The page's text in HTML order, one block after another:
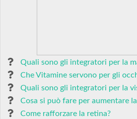
Quali sono gli integratori per la
Che Vitamine servono per gli
Quali sono gli integratori per la
Cosa si può fare per aumentare
Come rafforzare la retina?